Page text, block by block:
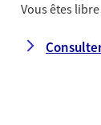
Et si préserver
Santé d’AXA,
votre cotisation,
Contactez-nous
Vous êtes